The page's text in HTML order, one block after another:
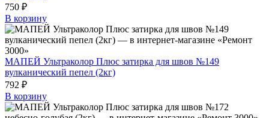
750 ₽
В корзину
МАПЕЙ Ультраколор Плюс затирка для швов №149
вулканический пепел (2кг)
792 ₽
В корзину